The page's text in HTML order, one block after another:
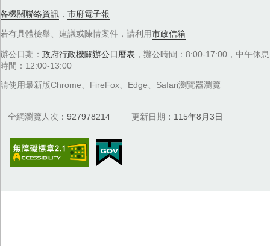
各機關聯絡資訊 ， 市府電子報
若有具體檢舉、建議或陳情案件，請利用市政信箱
辦公日期： 政府行政機關辦公日曆表 ，辦公時間：8:00-17:00，中午休息
時間：12:00-13:00
請使用最新版Chrome、FireFox、Edge、Safari瀏覽器瀏覽
全網瀏覽人次 927978214 更新日期 115年8月3日